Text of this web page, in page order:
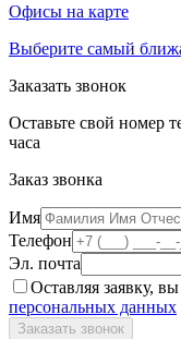
Офисы на карте
Выберите самый
Заказать звонок
Оставьте свой номер
часа
Заказ звонка
Имя
Телефон
Эл. почта
Оставляя заявку,
персональных данных